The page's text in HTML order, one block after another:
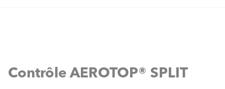
Contrôle AEROTOP® SPLIT